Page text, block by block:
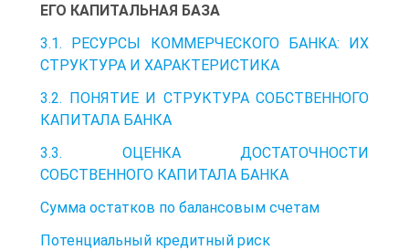
ЕГО КАПИТАЛЬНАЯ БАЗА
3.1. РЕСУРСЫ КОММЕРЧЕСКОГО БАНКА: ИХ
СТРУКТУРА И ХАРАКТЕРИСТИКА
3.2. ПОНЯТИЕ И СТРУКТУРА СОБСТВЕННОГО
КАПИТАЛА БАНКА
3.3. ОЦЕНКА ДОСТАТОЧНОСТИ
СОБСТВЕННОГО КАПИТАЛА БАНКА
Сумма остатков по балансовым счетам
Потенциальный кредитный риск